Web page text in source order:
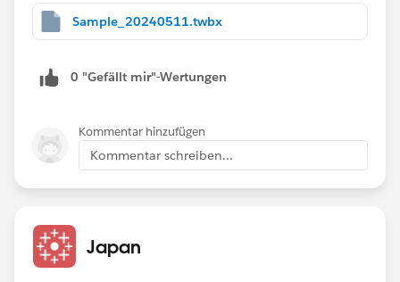
・減価率・・・売上原価/売上
Sample_20240511.twbx
0 "Gefällt mir"-Wertungen
Kommentar hinzufügen
Kommentar schreiben...
Japan